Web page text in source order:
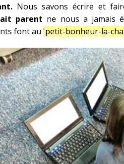
Nous savons écrire et
parent ne nous a jamais
font au 'petit-bonheur-la-